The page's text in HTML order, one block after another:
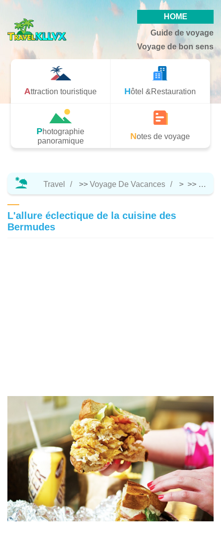
HOME
Guide de voyage
Voyage de bon sens
Attraction touristique Hôtel &Restauration
Photographie
panoramique
Notes de voyage
Travel >> Voyage De Vacances > >> Hôtel
L'allure éclectique de la cuisine des
Bermudes